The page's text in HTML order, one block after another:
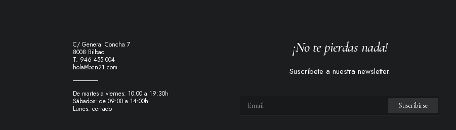
C/ General Concha 7
8008 Bilbao
T. 946 455 004
hola@bcn21.com
De martes a viernes: 10:00 a 19:30h
Sábados: de 09:00 a 14:00h
Lunes: cerrado
¡No te pierdas nada!
Suscríbete a nuestra newsletter.